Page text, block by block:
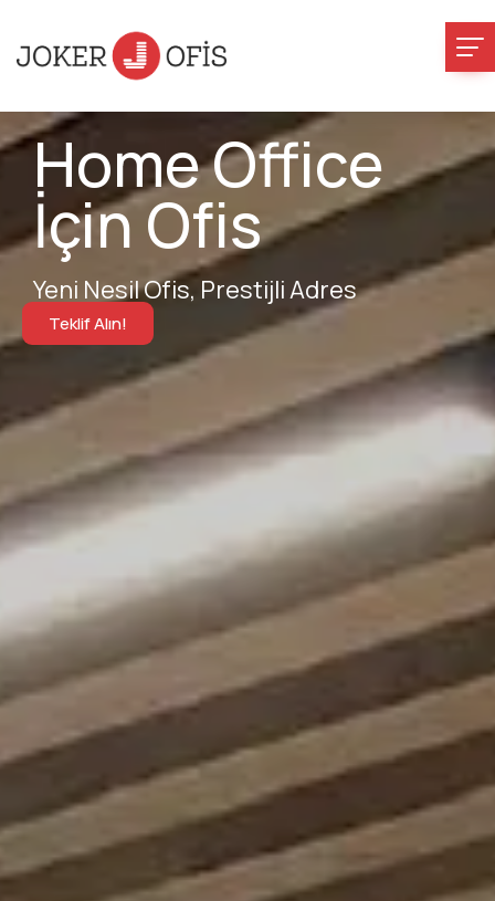
Home Office
İçin Ofis
Yeni Nesil Ofis, Prestijli Adres
Teklif Alın!